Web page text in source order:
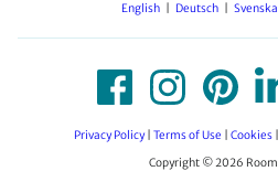
English Deutsch Svenska
Privacy Policy| Terms of Use | Cookies|
Copyright © 2026